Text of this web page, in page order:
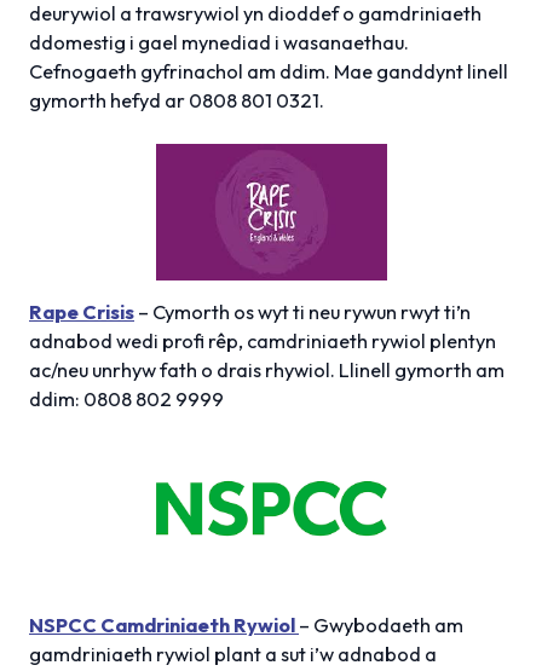
deurywiol a trawsrywiol yn dioddef o gamdriniaeth
ddomestig i gael mynediad i wasanaethau.
Cefnogaeth gyfrinachol am ddim. Mae ganddynt linell
gymorth hefyd ar 0808 801 0321.
Rape Crisis – Cymorth os wyt ti neu rywun rwyt ti’n
adnabod wedi profi rêp, camdriniaeth rywiol plentyn
ac/neu unrhyw fath o drais rhywiol. Llinell gymorth am
ddim: 0808 802 9999
NSPCC Camdriniaeth Rywiol – Gwybodaeth am
gamdriniaeth rywiol plant a sut i’w adnabod a